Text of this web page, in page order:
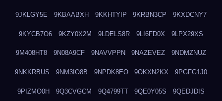
9JKLGY5E 9KBAABXH 9KKHTYIP 9KRBN3CP 9KXDCNY7
9KYCB7O6 9KZY0X2M 9LDELS8R 9LI6FD0X 9LPX29XS
9M408HT8 9N08A9CF 9NAVVPPN 9NAZEVEZ 9NDMZNUZ
9NKKRBUS 9NM3IO8B 9NPDK8EO 9OKXN2KX 9PGFG1J0
9PIZMO0H 9Q3CVGCM 9Q4799TT 9QE0Y05S 9QEDJDIS